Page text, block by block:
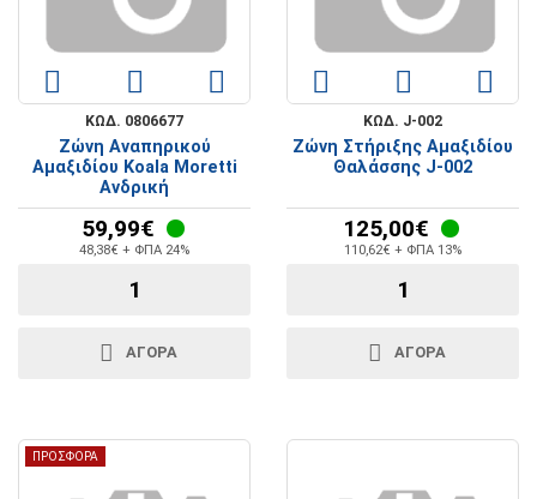
ΚΩΔ. 0806677
Ζώνη Αναπηρικού
Αμαξιδίου Koala Moretti
Ανδρική
59,99€
48,38€ + ΦΠΑ 24%
ΑΓΟΡΑ
ΚΩΔ. J-002
Ζώνη Στήριξης Αμαξιδίου
Θαλάσσης J-002
125,00€
110,62€ + ΦΠΑ 13%
ΑΓΟΡΑ
ΠΡΟΣΦΟΡΑ